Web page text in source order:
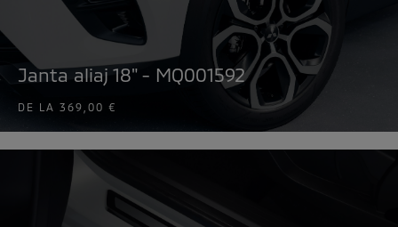
Janta aliaj 18" - MQ001592
DE LA 369,00 €